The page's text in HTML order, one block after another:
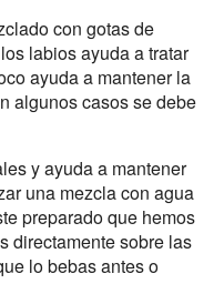
con gotas de
labios ayuda a tratar
ayuda a mantener la
algunos casos se debe
y ayuda a mantener
una mezcla con agua
preparado que hemos
directamente sobre las
lo bebas antes o